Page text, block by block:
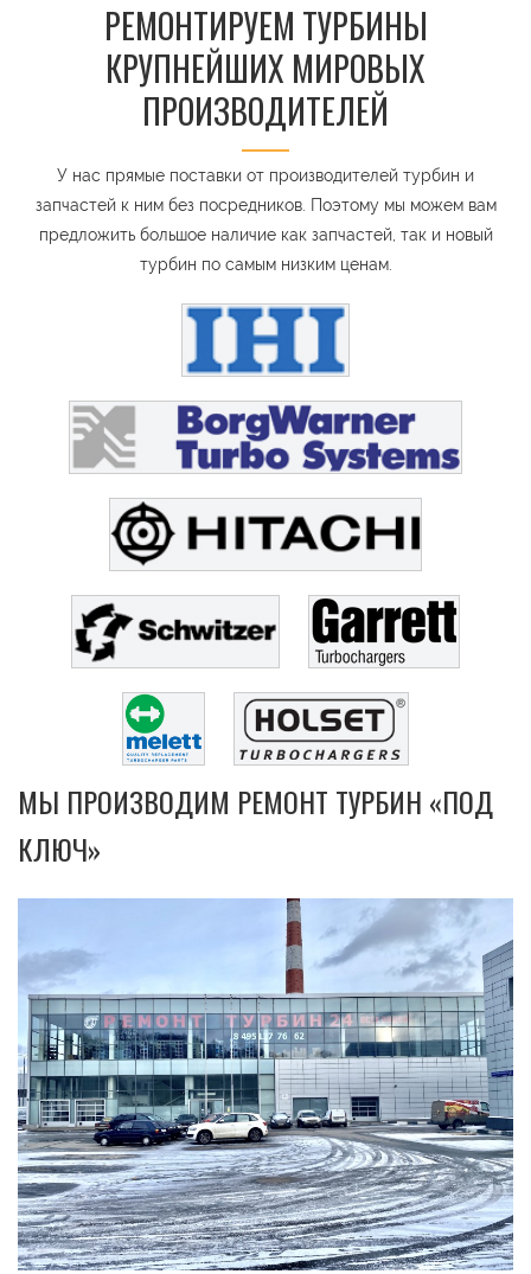
РЕМОНТИРУЕМ ТУРБИНЫ
КРУПНЕЙШИХ МИРОВЫХ
ПРОИЗВОДИТЕЛЕЙ
У нас прямые поставки от производителей турбин и
запчастей к ним без посредников. Поэтому мы можем вам
предложить большое наличие как запчастей, так и новый
турбин по самым низким ценам.
МЫ ПРОИЗВОДИМ РЕМОНТ ТУРБИН «ПОД
КЛЮЧ»